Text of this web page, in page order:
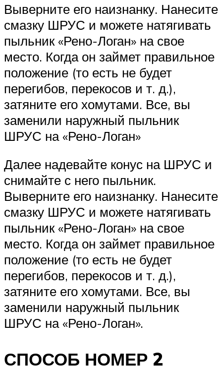
Выверните его наизнанку. Нанесите
смазку ШРУС и можете натягивать
пыльник «Рено-Логан» на свое
место. Когда он займет правильное
положение (то есть не будет
перегибов, перекосов и т. д.),
затяните его хомутами. Все, вы
заменили наружный пыльник
ШРУС на «Рено-Логан»
Далее надевайте конус на ШРУС и
снимайте с него пыльник.
Выверните его наизнанку. Нанесите
смазку ШРУС и можете натягивать
пыльник «Рено-Логан» на свое
место. Когда он займет правильное
положение (то есть не будет
перегибов, перекосов и т. д.),
затяните его хомутами. Все, вы
заменили наружный пыльник
ШРУС на «Рено-Логан».
СПОСОБ НОМЕР 2